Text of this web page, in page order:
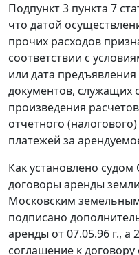
Подпункт 3 пункта 7
что датой
прочих расходов
соответствии с
или дата
документов, служащих
произведения
отчетного
платежей за
Как установлено
договоры аренды земли
Московским
подписано
аренды от 07.05.96 г., а
соглашение к договору